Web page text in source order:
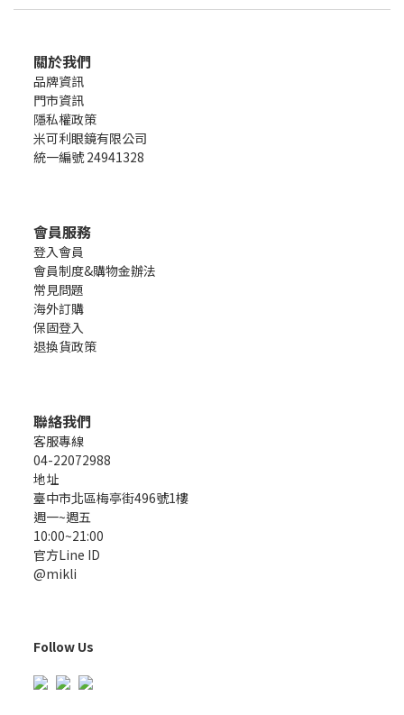
關於我們
品牌資訊
門市資訊
隱私權政策
米可利眼鏡有限公司
統一編號 24941328
會員服務
登入會員
會員制度&購物金辦法
常見問題
海外訂購
保固登入
退換貨政策
聯絡我們
客服專線
04-22072988
地址
臺中市北區梅亭街496號1樓
週一~週五
10:00~21:00
官方Line ID
@mikli
Follow Us